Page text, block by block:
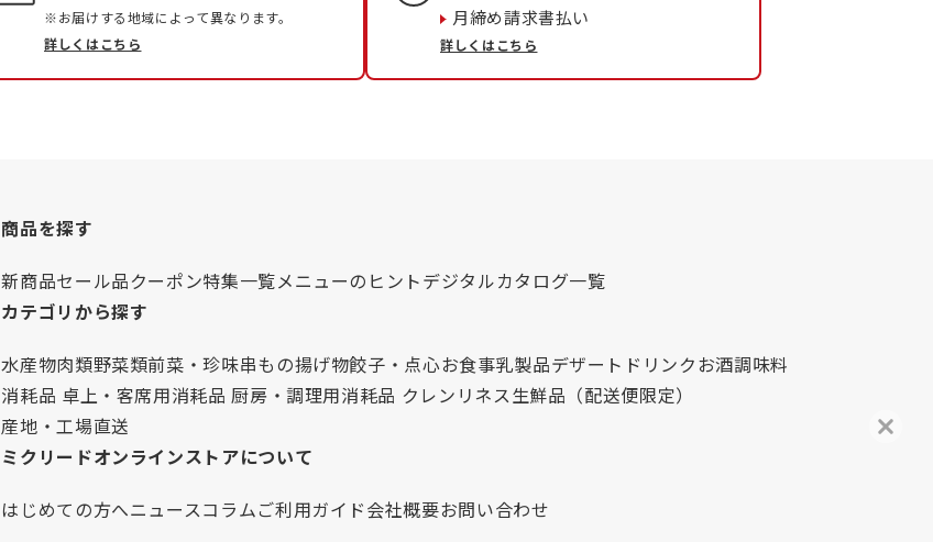
※お届けする地域によって異なります。
詳しくはこちら
月締め請求書払い
詳しくはこちら
商品を探す
新商品セール品クーポン特集一覧メニューのヒントデジタルカタログ一覧
カテゴリから探す
水産物肉類野菜類前菜・珍味串もの揚げ物餃子・点心お食事乳製品デザート ドリンクお酒調味料
消耗品 卓上・客席用消耗品 厨房・調理用消耗品 クレンリネス生鮮品（配送便限定）
産地・工場直送
ミクリードオンラインストアについて
はじめての方へニュースコラムご利用ガイド会社概要お問い合わせ